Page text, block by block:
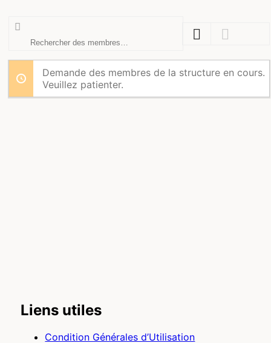
Rechercher
membres…
Demande des membres de la structure en cours.
Veuillez patienter.
Liens utiles
Condition Générales d’Utilisation